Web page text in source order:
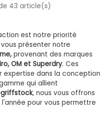
43 article(s)
est notre priorité
présenter notre
provenant des marques
OM et Superdry. Ces
expertise dans la conception
qui allient
, nous vous offrons
pour vous permettre